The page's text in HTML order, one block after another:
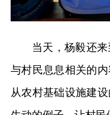
当天，杨毅还
与村民息息相关的
从农村基础设施建